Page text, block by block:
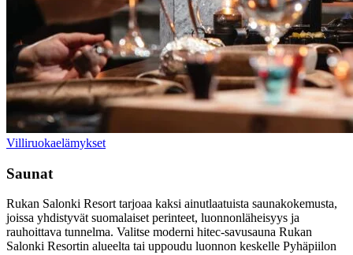
Villiruokaelämykset
Saunat
Rukan Salonki Resort tarjoaa kaksi ainutlaatuista saunakokemusta,
joissa yhdistyvät suomalaiset perinteet, luonnonläheisyys ja
rauhoittava tunnelma. Valitse moderni hitec-savusauna Rukan
Salonki Resortin alueelta tai uppoudu luonnon keskelle Pyhäpiilon